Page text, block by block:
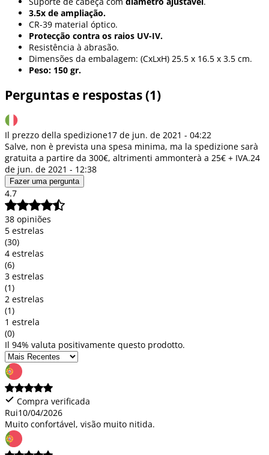
3.5x de ampliação.
CR-39 material óptico.
Protecção contra os raios UV-IV.
Resistência à abrasão.
Dimensões da embalagem: (CxLxH) 25.5 x 16.5 x 3.5 cm.
Peso: 150 gr.
Perguntas e respostas (1)
Il prezzo della spedizione17 de jun. de 2021 - 04:22
Salve, non è prevista una spesa minima, ma la spedizione sarà
gratuita a partire da 300€, altrimenti ammonterà a 25€ + IVA.24
de jun. de 2021 - 12:38
Fazer uma pergunta
4.7
38 opiniões
5 estrelas
(30)
4 estrelas
(6)
3 estrelas
(1)
2 estrelas
(1)
1 estrela
(0)
Il 94% valuta positivamente questo prodotto.
Compra verificada
Rui10/04/2026
Muito confortável, visão muito nitida.